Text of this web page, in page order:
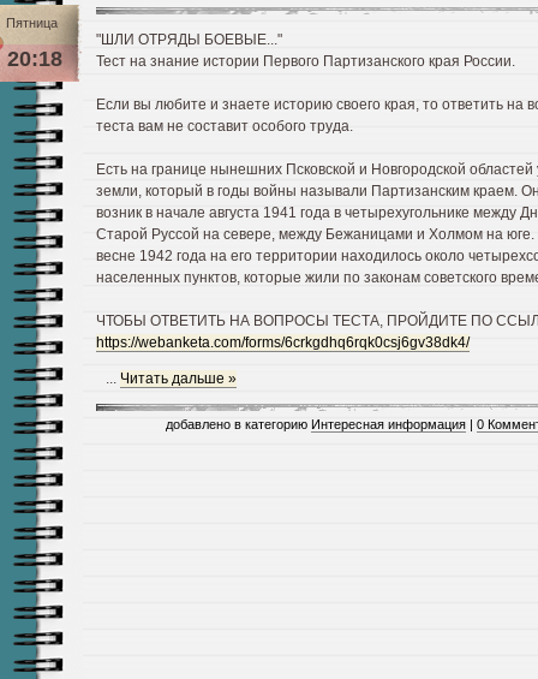
Пятница
20:18
"ШЛИ ОТРЯДЫ БОЕВЫЕ..."
Тест на знание истории Первого Партизанского края России.
Если вы любите и знаете историю своего края, то ответить на
теста вам не составит особого труда.
Есть на границе нынешних Псковской и Новгородской областей
земли, который в годы войны называли Партизанским краем.
возник в начале августа 1941 года в четырехугольнике между
Старой Руссой на севере, между Бежаницами и Холмом на юге.
весне 1942 года на его территории находилось около
населенных пунктов, которые жили по законам советского
ЧТОБЫ ОТВЕТИТЬ НА ВОПРОСЫ ТЕСТА, ПРОЙДИТЕ ПО
https://webanketa.com/forms/6crkgdhq6rqk0csj6gv38dk4/
... Читать дальше »
добавлено в категорию Интересная информация | 0